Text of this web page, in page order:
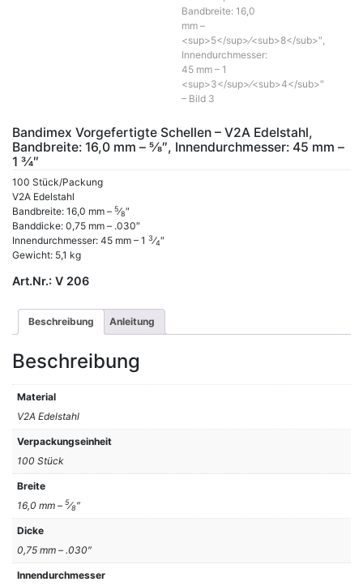
Bandimex Vorgefertigte Schellen – V2A Edelstahl,
Bandbreite: 16,0 mm – 5⁄8″, Innendurchmesser: 45 mm –
1 3⁄4″
100 Stück/Packung
V2A Edelstahl
Bandbreite: 16,0 mm – 5⁄8″
Banddicke: 0,75 mm – .030″
Innendurchmesser: 45 mm – 1 3⁄4″
Gewicht: 5,1 kg
Art.Nr.: V 206
Beschreibung Anleitung
Beschreibung
Material
V2A Edelstahl
Verpackungseinheit
100 Stück
Breite
16,0 mm – 5⁄8″
Dicke
0,75 mm – .030″
Innendurchmesser